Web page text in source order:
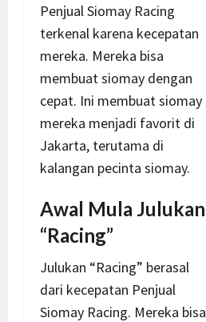
Penjual Siomay Racing
terkenal karena kecepatan
mereka. Mereka bisa
membuat siomay dengan
cepat. Ini membuat siomay
mereka menjadi favorit di
Jakarta, terutama di
kalangan pecinta siomay.
Awal Mula Julukan
“Racing”
Julukan “Racing” berasal
dari kecepatan Penjual
Siomay Racing. Mereka bisa